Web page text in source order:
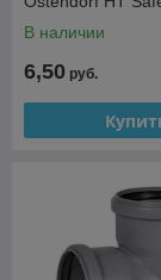
В наличии
6,50 руб.